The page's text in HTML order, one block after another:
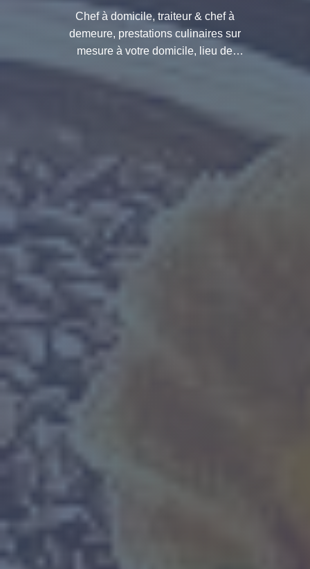
Chef à domicile, traiteur & chef à
demeure, prestations culinaires sur
mesure à votre domicile, lieu de
séjour ou de réception. Produits frais,